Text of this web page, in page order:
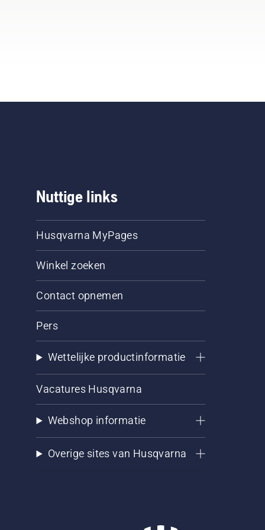
Nuttige links
Husqvarna MyPages
Winkel zoeken
Contact opnemen
Pers
Wettelijke productinformatie
Vacatures Husqvarna
Webshop informatie
Overige sites van Husqvarna